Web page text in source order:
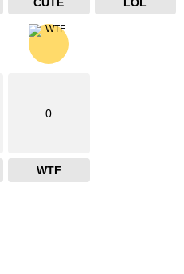
0
WTF